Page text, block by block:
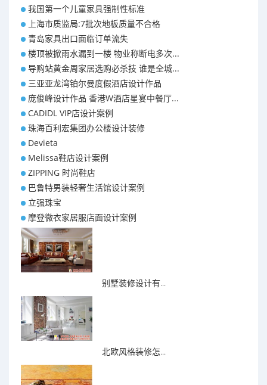
我国第一个儿童家具强制性标准
上海市质监局:7批次地板质量不合格
青岛家具出口面临订单流失
楼顶被掀雨水漏到一楼 物业称断电多次...
导购站黄金周家居选购必杀技 谁是全城...
三亚亚龙湾铂尔曼度假酒店设计作品
庞俊峰设计作品 香港W酒店星宴中餐厅...
CADIDL VIP店设计案例
珠海百利宏集团办公楼设计装修
Devieta
Melissa鞋店设计案例
ZIPPING 时尚鞋店
巴鲁特男装轻奢生活馆设计案例
立强珠宝
摩登微衣家居服店面设计案例
别墅装修设计有...
北欧风格装修怎...